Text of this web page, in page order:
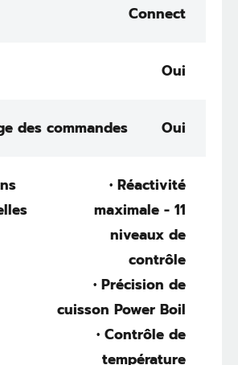
Connect
Oui
des commandes Oui
• Réactivité
maximale - 11
niveaux de
contrôle
• Précision de
cuisson Power Boil
• Contrôle de
température